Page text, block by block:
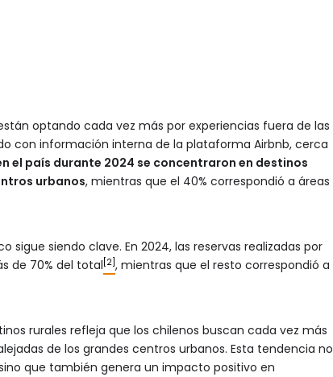
optando cada vez más por experiencias fuera de las
con información interna de la plataforma Airbnb, cerca
el país durante 2024 se concentraron en destinos
urbanos, mientras que el 40% correspondió a áreas
sigue siendo clave. En 2024, las reservas realizadas por
de 70% del total [2] , mientras que el resto correspondió a
rurales refleja que los chilenos buscan cada vez más
de los grandes centros urbanos. Esta tendencia no
que también genera un impacto positivo en